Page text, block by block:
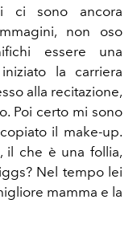
ci sono ancora
non oso
essere una
la carriera
alla recitazione,
Poi certo mi sono
il make-up.
il che è una follia,
Nel tempo lei
mamma e la